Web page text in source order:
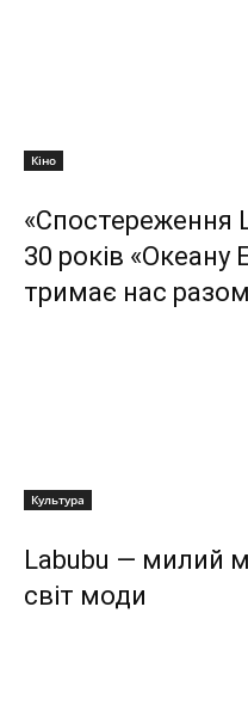
Кіно
«Спостереження
30 років «Океану
тримає нас разом
Культура
Labubu — милий
світ моди